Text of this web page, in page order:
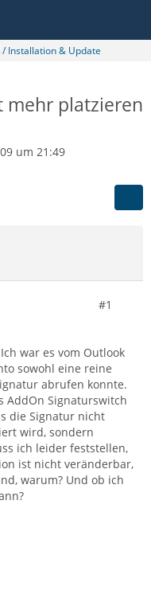
Installation & Update
mehr platzieren
um 21:49
#1
war es vom Outlook
sowohl eine reine
abrufen konnte.
AddOn Signaturswitch
die Signatur nicht
wird, sondern
ich leider feststellen,
ist nicht veränderbar,
warum? Und ob ich